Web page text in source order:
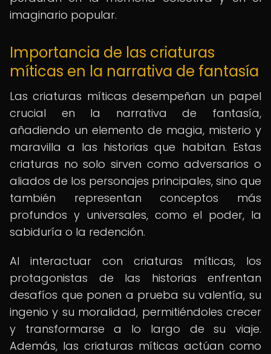
imaginario popular.
Importancia de las criaturas
míticas en la narrativa de fantasía
Las criaturas míticas desempeñan un papel
crucial en la narrativa de fantasía,
añadiendo un elemento de magia, misterio y
maravilla a las historias que habitan. Estas
criaturas no solo sirven como adversarios o
aliados de los personajes principales, sino que
también representan conceptos más
profundos y universales, como el poder, la
sabiduría o la redención.
Al interactuar con criaturas míticas, los
protagonistas de las historias enfrentan
desafíos que ponen a prueba su valentía, su
ingenio y su moralidad, permitiéndoles crecer
y transformarse a lo largo de su viaje.
Además, las criaturas míticas actúan como